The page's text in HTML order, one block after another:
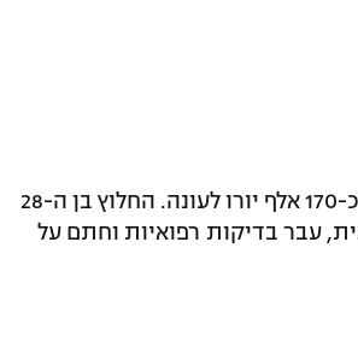
אזיקיאל אנדואסל חתם בקריית שמונה לשלוש שנים ויקבל כ-170 אלף יורו לעונה. החלוץ בן ה-28
עבר בדיקות רפואיות וחתם על